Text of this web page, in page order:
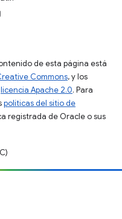
de esta página está
Commons, y los
licencia Apache 2.0. Para
políticas del sitio de
registrada de Oracle o sus